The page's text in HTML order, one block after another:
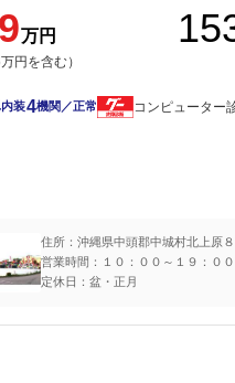
万円
円を含む）
内装4機関／正常 コンピューター
住所：沖縄県中頭郡中城村北上原
営業時間：１０：００～１９：００
定休日：盆・正月